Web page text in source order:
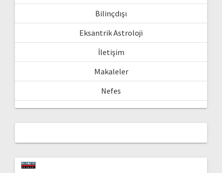
Bilinçdışı
Eksantrik Astroloji
İletişim
Makaleler
Nefes